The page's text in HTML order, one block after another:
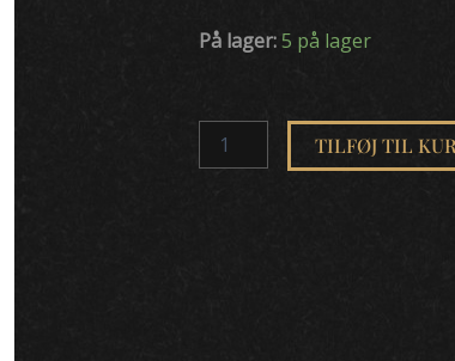
På lager:5 på lager
Szene
Peppermint
TILFØJ TIL